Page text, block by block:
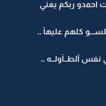
ربكم يعني
كلهم عليهآ ..
آلطــآولــه ..